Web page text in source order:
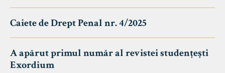
Caiete de Drept Penal nr. 4/2025
A apărut primul număr al revistei studențești
Exordium